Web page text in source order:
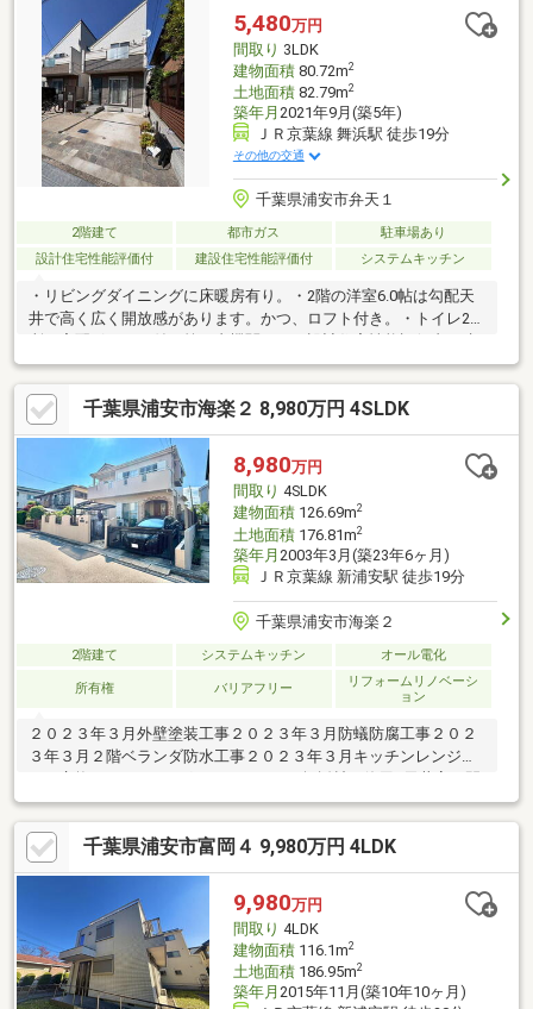
採光、かつ各居室に収納があります。◇2階部分に約2.4畳の納戸
／約8.3畳の洋室にはウォークインクローゼット等、収納力に優れ
る間取です。◆カースペース2台分あり(車種による制限あり)
5,480万円
間取り 3LDK
建物面積80.72m2
土地面積82.79m2
築年月 2021年9月(築5年)
ＪＲ京葉線 舞浜駅 徒歩19分
その他の交通
千葉県浦安市弁天１
2階建て 都市ガス
駐車場あり
設計住宅性能評価付
建設住宅性能評価付 システムキッチン
・リビングダイニングに床暖房有り。・2階の洋室6.0帖は勾配天
井で高く広く開放感があります。かつ、ロフト付き。・トイレ2ヶ
設住宅性能評価書もあり安心です。まずはお気軽にご見学いかが
でしょうか。
千葉県浦安市海楽２ 8,980万円 4SLDK
8,980万円
間取り 4SLDK
建物面積126.69m2
土地面積176.81m2
築年月 2003年3月(築23年6ヶ月)
ＪＲ京葉線 新浦安駅 徒歩19分
千葉県浦安市海楽２
2階建て システムキッチン オール電化
所有権 バリアフリー
リフォームリノベーシ
ョン
２０２３年３月外壁塗装工事２０２３年３月防蟻防腐工事２０２
３年３月２階ベランダ防水工事２０２３年３月キッチンレンジフ
放感のある265センチ■幅が広く余裕のある階段に設計■バスルー
ムは広々した1坪タイプ■窓が多く明るく風通しの良い設計■広め
のバルコニーは開放感あり■収納にとことん拘って設計。階段下
収納は奥行２ｍ以上■大切な愛車も安心の門扉付きカースペース■
電動自転車も安心の屋根付き駐輪場■広々したお庭ではガーデニ
ング、お子様のプール等楽しみ方は多種多様■1階2階に可動式ル
ーバー付き雨戸
千葉県浦安市富岡４ 9,980万円 4LDK
9,980万円
間取り 4LDK
建物面積116.1m2
土地面積186.95m2
築年月 2015年11月(築10年10ヶ月)